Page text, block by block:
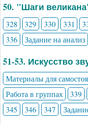
50. "Шаги
328 329 330 331
336
Задание на анализ
51-53. Искусство
Материалы для
Работа в группах
339
345
346 347